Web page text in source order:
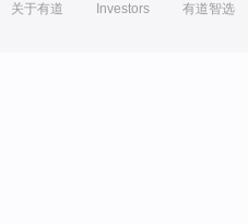
关于有道 Investors 有道智选